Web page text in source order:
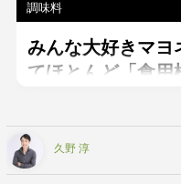
調味料
みんな大好きマヨ
てほとんど「食
久野 淳